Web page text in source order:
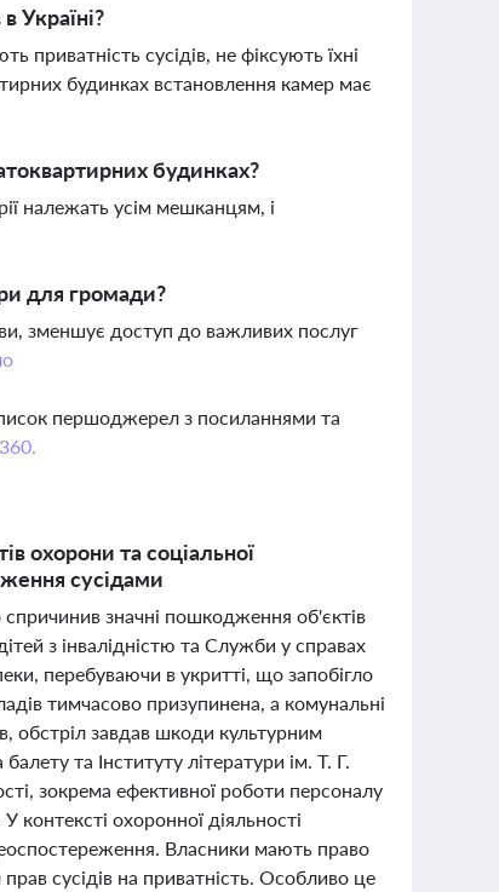
Україні?
сусідів, не фіксують їхні
будинках встановлення камер має
будинках?
належать усім мешканцям, і
для громади?
зменшує доступ до важливих послуг
першоджерел з посиланнями та
охорони та соціальної
сусідами
значні пошкодження об'єктів
з інвалідністю та Служби у справах
перебуваючи в укритті, що запобігло
тимчасово призупинена, а комунальні
обстріл завдав шкоди культурним
та Інституту літератури ім. Т. Г.
зокрема ефективної роботи персоналу
контексті охоронної діяльності
Власники мають право
сусідів на приватність. Особливо це